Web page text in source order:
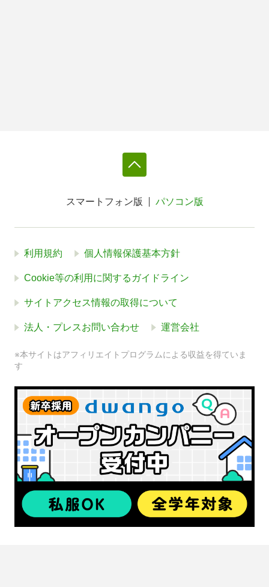
スマートフォン版 パソコン版
利用規約 個人情報保護基本方針
Cookie等の利用に関するガイドライン
サイトアクセス情報の取得について
法人・プレスお問い合わせ 運営会社
※本サイトはアフィリエイトプログラムによる収益を得ていま
す